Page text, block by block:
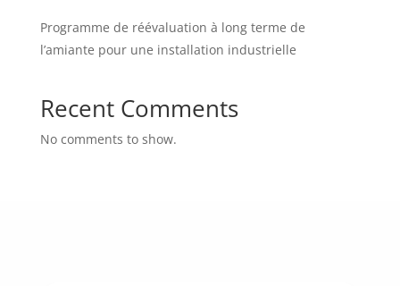
Programme de réévaluation à long terme de
l’amiante pour une installation industrielle
Recent Comments
No comments to show.